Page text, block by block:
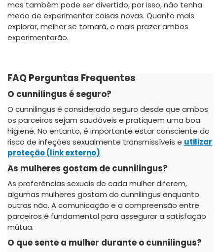
mas também pode ser divertido, por isso, não tenha
medo de experimentar coisas novas. Quanto mais
explorar, melhor se tornará, e mais prazer ambos
experimentarão.
FAQ Perguntas Frequentes
O cunnilingus é seguro?
O cunnilingus é considerado seguro desde que ambos
os parceiros sejam saudáveis e pratiquem uma boa
higiene. No entanto, é importante estar consciente do
risco de infeções sexualmente transmissíveis e utilizar
proteção(link externo).
As mulheres gostam de cunnilingus?
As preferências sexuais de cada mulher diferem,
algumas mulheres gostam do cunnilingus enquanto
outras não. A comunicação e a compreensão entre
parceiros é fundamental para assegurar a satisfação
mútua.
O que sente a mulher durante o cunnilingus?